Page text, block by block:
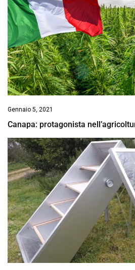
Gennaio 5, 2021
Canapa: protagonista